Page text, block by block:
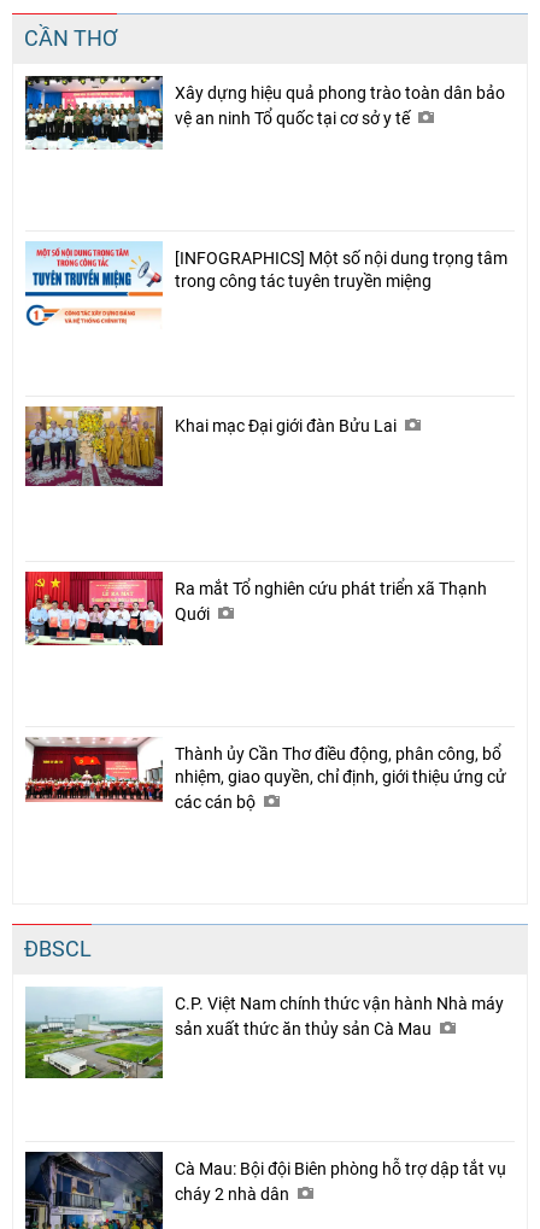
CẦN THƠ
Xây dựng hiệu quả phong trào toàn dân bảo
vệ an ninh Tổ quốc tại cơ sở y tế
[INFOGRAPHICS] Một số nội dung trọng tâm
trong công tác tuyên truyền miệng
Khai mạc Đại giới đàn Bửu Lai
Ra mắt Tổ nghiên cứu phát triển xã Thạnh
Quới
Thành ủy Cần Thơ điều động, phân công, bổ
nhiệm, giao quyền, chỉ định, giới thiệu ứng cử
các cán bộ
ĐBSCL
C.P. Việt Nam chính thức vận hành Nhà máy
sản xuất thức ăn thủy sản Cà Mau
Cà Mau: Bội đội Biên phòng hỗ trợ dập tắt vụ
cháy 2 nhà dân